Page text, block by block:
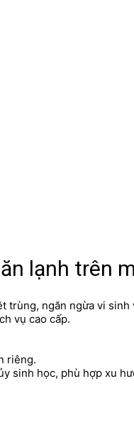
lạnh trên
trùng, ngăn ngừa vi sinh
vụ cao cấp.
riêng.
sinh học, phù hợp xu